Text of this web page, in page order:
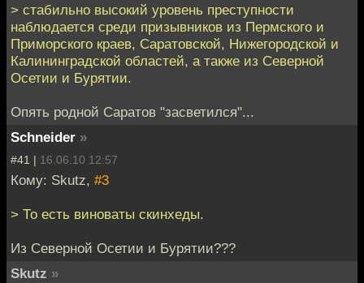
> стабильно высокий уровень преступности
наблюдается среди призывников из Пермского и
Приморского краев, Саратовской, Нижегородской и
Калининградской областей, а также из Северной
Осетии и Бурятии.
Опять родной Саратов "засветился"...
Schneider »
#41 | 16.06.10 12:57
Кому: Skutz, #3
> То есть виноваты скинхеды.
Из Северной Осетии и Бурятии???
Skutz »